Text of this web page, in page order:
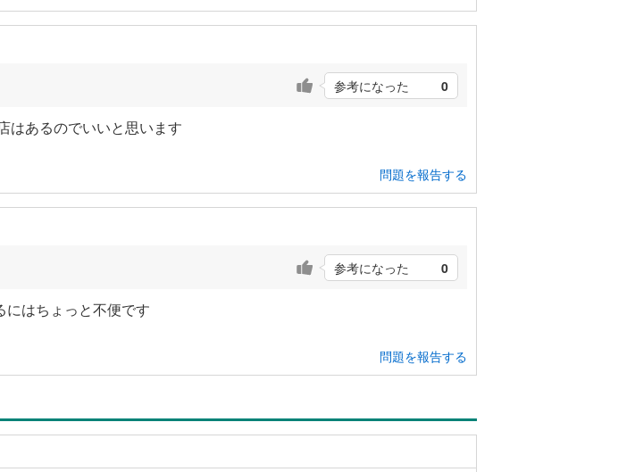
参考になった 0
はあるのでいいと思います
問題を報告する
参考になった 0
にはちょっと不便です
問題を報告する